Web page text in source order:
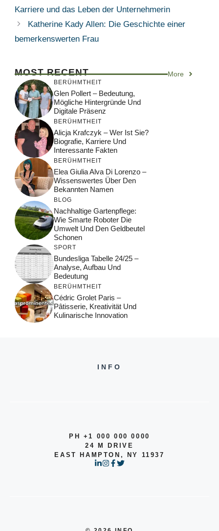
Karriere und das Leben der Unternehmerin
Katherine Kady Allen: Die Geschichte einer
bemerkenswerten Frau
MOST RECENT More
BERÜHMTHEIT
Glen Pollert – Bedeutung,
Mögliche Hintergründe Und
Digitale Präsenz
BERÜHMTHEIT
Alicja Krafczyk – Wer Ist Sie?
Biografie, Karriere Und
Interessante Fakten
BERÜHMTHEIT
Elea Giulia Alva Di Lorenzo –
Wissenswertes Über Den
Bekannten Namen
BLOG
Nachhaltige Gartenpflege:
Wie Smarte Roboter Die
Umwelt Und Den Geldbeutel
Schonen
SPORT
Bundesliga Tabelle 24/25 –
Analyse, Aufbau Und
Bedeutung
BERÜHMTHEIT
Cédric Grolet Paris –
Pâtisserie, Kreativität Und
Kulinarische Innovation
INFO
PH +1 000 000 0000
24 M DRIVE
EAST HAMPTON, NY 11937